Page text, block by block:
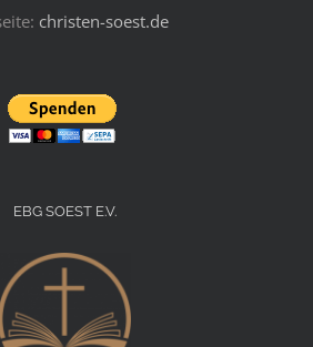
christen-soest.de
EBG SOEST E.V.